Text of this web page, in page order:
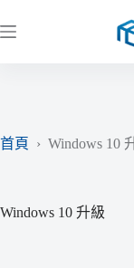
至
首頁
› Windows 10
Windows 10 升級